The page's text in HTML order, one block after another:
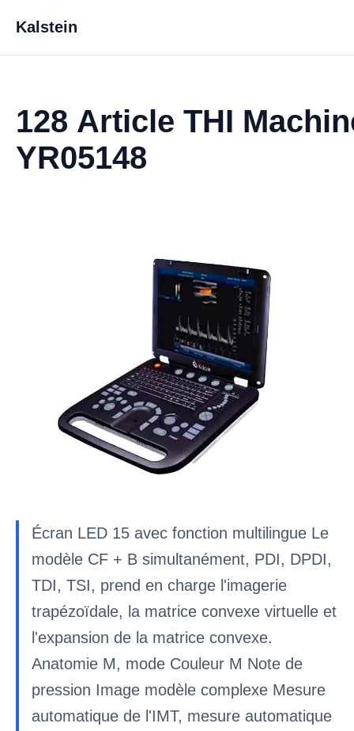
Kalstein
128 Article THI
YR05148
Écran LED 15 avec fonction multilingue Le
modèle CF + B simultanément, PDI, DPDI,
TDI, TSI, prend en charge l'imagerie
trapézoïdale, la matrice convexe virtuelle et
l'expansion de la matrice convexe.
Anatomie M, mode Couleur M Note de
pression Image modèle complexe Mesure
automatique de l'IMT, mesure automatique